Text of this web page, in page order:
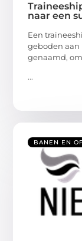
naar een
Een
geboden aan
genaamd, om
...
BANEN EN